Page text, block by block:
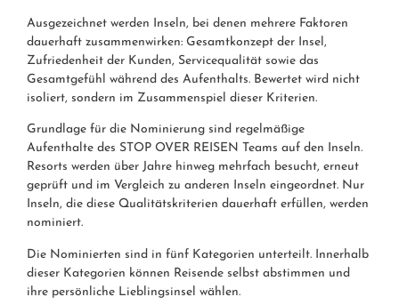
Ausgezeichnet werden Inseln, bei denen mehrere Faktoren
dauerhaft zusammenwirken: Gesamtkonzept der Insel,
Zufriedenheit der Kunden, Servicequalität sowie das
Gesamtgefühl während des Aufenthalts. Bewertet wird nicht
isoliert, sondern im Zusammenspiel dieser Kriterien.
Grundlage für die Nominierung sind regelmäßige
Aufenthalte des STOP OVER REISEN Teams auf den Inseln.
Resorts werden über Jahre hinweg mehrfach besucht, erneut
geprüft und im Vergleich zu anderen Inseln eingeordnet. Nur
Inseln, die diese Qualitätskriterien dauerhaft erfüllen, werden
nominiert.
Die Nominierten sind in fünf Kategorien unterteilt. Innerhalb
dieser Kategorien können Reisende selbst abstimmen und
ihre persönliche Lieblingsinsel wählen.